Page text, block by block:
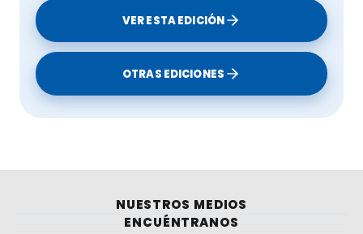
VER ESTA EDICIÓN
OTRAS EDICIONES
NUESTROS MEDIOS
ENCUÉNTRANOS